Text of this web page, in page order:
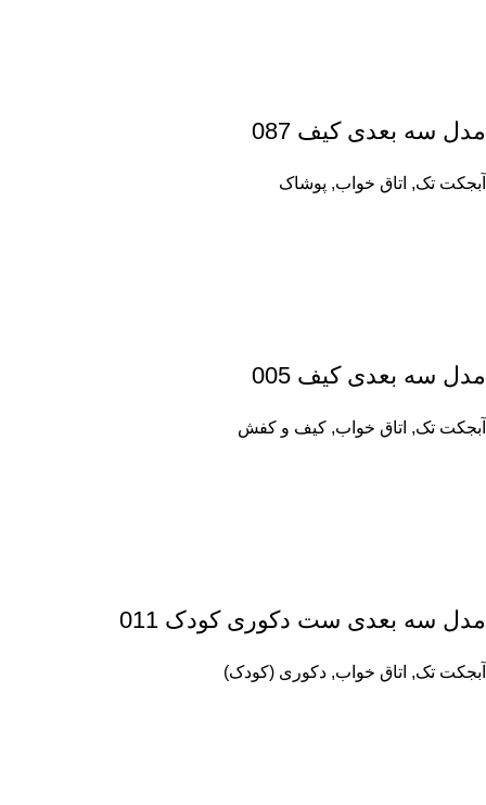
مدل سه بعدی کیف 087
آبجکت تک, اتاق خواب, پوشاک
مدل سه بعدی کیف 005
آبجکت تک, اتاق خواب, کیف و کفش
مدل سه بعدی ست دکوری کودک 011
آبجکت تک, اتاق خواب, دکوری (کودک)